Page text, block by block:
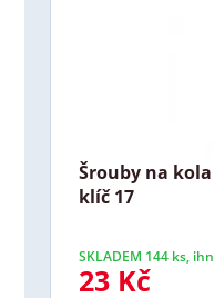
Šrouby na
klíč 17
SKLADEM 144 ks,
23 Kč